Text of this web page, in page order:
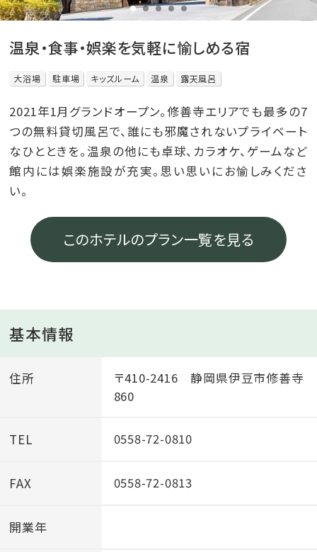
温泉・食事・娯楽を気軽に愉しめる宿
大浴場 駐車場 キッズルーム 温泉 露天風呂
2021年1月グランドオープン。修善寺エリアでも最多の7
つの無料貸切風呂で、誰にも邪魔されないプライベート
なひとときを。温泉の他にも卓球、カラオケ、ゲームなど
館内には娯楽施設が充実。思い思いにお愉しみくださ
い。
このホテルのプラン一覧を見る
基本情報
住所
〒410-2416 静岡県伊豆市修善寺
860
TEL 0558-72-0810
FAX 0558-72-0813
開業年